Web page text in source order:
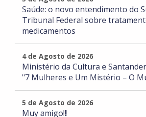
Saúde: o novo entendimento do
Tribunal Federal sobre
medicamentos
4 de Agosto de 2026
Ministério da Cultura e
"7 Mulheres e Um Mistério – O
5 de Agosto de 2026
Muy amigo!!!